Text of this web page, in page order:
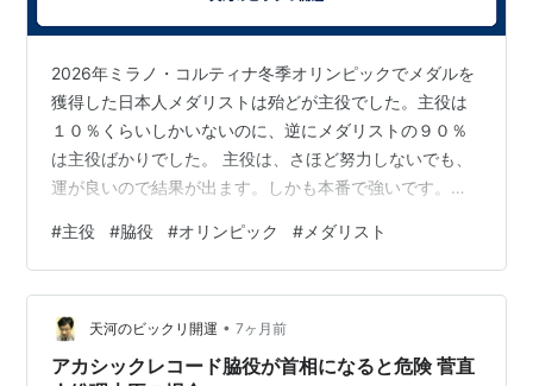
2026年ミラノ・コルティナ冬季オリンピックでメダルを
獲得した日本人メダリストは殆どが主役でした。主役は
１０％くらいしかいないのに、逆にメダリストの９０％
は主役ばかりでした。 主役は、さほど努力しないでも、
運が良いので結果が出ます。しかも本番で強いです。世
躍して、突然金メダルを獲得したりします。 逆に、脇役
は悲惨です。世界ランキングがトップで金メダル確実と
言われながら、本番で大失態して、メダルすら取れない
ということがおきやすいです。 例えば、モーグルで堀島
行真という選手がいます。ランキングトップで挑んだ
#主役 #脇役 #オリンピック # メダリスト
天河のビックリ開運 • 7ヶ月前
アカシックレコード脇役が首相になると危険 菅直